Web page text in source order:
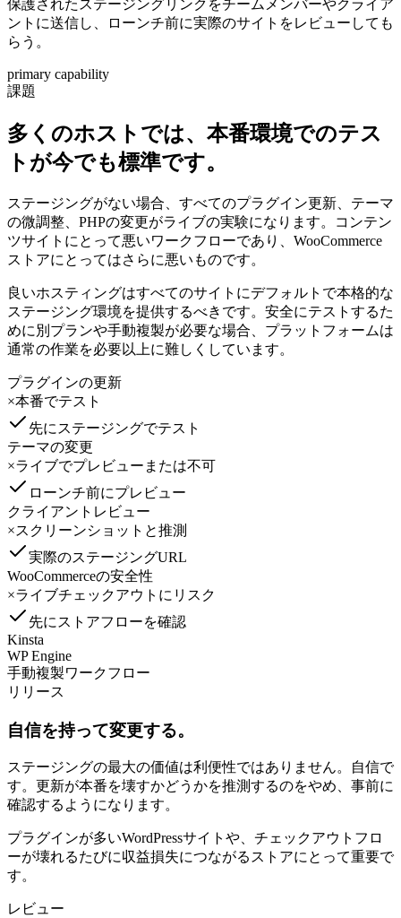
保護されたステージングリンクをチームメンバーやクライア
ントに送信し、ローンチ前に実際のサイトをレビューしても
らう。
primary capability
課題
多くのホストでは、本番環境でのテス
トが今でも標準です。
ステージングがない場合、すべてのプラグイン更新、テーマ
の微調整、PHPの変更がライブの実験になります。コンテン
ツサイトにとって悪いワークフローであり、WooCommerce
ストアにとってはさらに悪いものです。
良いホスティングはすべてのサイトにデフォルトで本格的な
ステージング環境を提供するべきです。安全にテストするた
めに別プランや手動複製が必要な場合、プラットフォームは
通常の作業を必要以上に難しくしています。
プラグインの更新
×本番でテスト
先にステージングでテスト
テーマの変更
×ライブでプレビューまたは不可
ローンチ前にプレビュー
クライアントレビュー
×スクリーンショットと推測
実際のステージングURL
WooCommerceの安全性
×ライブチェックアウトにリスク
先にストアフローを確認
Kinsta
WP Engine
手動複製ワークフロー
リリース
自信を持って変更する。
ステージングの最大の価値は利便性ではありません。自信で
す。更新が本番を壊すかどうかを推測するのをやめ、事前に
確認するようになります。
プラグインが多いWordPressサイトや、チェックアウトフロ
ーが壊れるたびに収益損失につながるストアにとって重要で
す。
レビュー